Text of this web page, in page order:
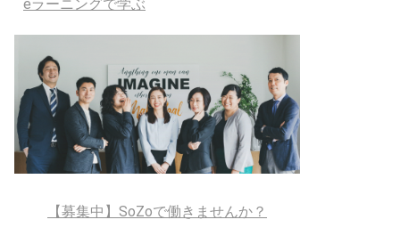
eラーニングで学ぶ
【募集中】SoZoで働きませんか？